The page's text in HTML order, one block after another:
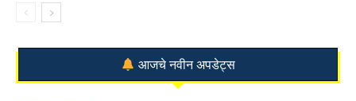
आजचे नवीन अपडेट्स